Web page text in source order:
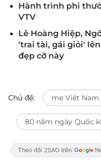
Hành trình phi
VTV
Lê Hoàng Hiệp,
'trai tài, gái giỏi' lên
đẹp cỡ này
Chủ đề: mẹ Việt Nam
80 năm ngày Quốc